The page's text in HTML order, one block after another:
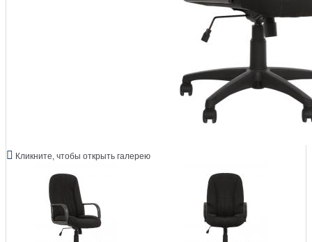
Кликните, чтобы открыть галерею